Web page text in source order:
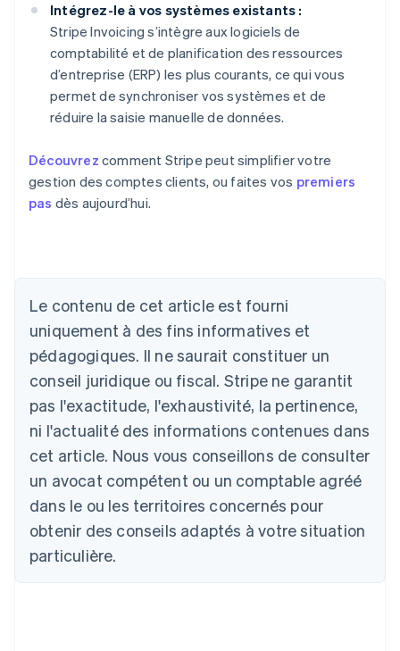
Intégrez-le à vos systèmes existants :
Stripe Invoicing s’intègre aux logiciels de
comptabilité et de planification des ressources
d’entreprise (ERP) les plus courants, ce qui vous
permet de synchroniser vos systèmes et de
réduire la saisie manuelle de données.
Découvrez comment Stripe peut simplifier votre
gestion des comptes clients, ou faites vos premiers
pas dès aujourd’hui.
Le contenu de cet article est fourni
uniquement à des fins informatives et
pédagogiques. Il ne saurait constituer un
conseil juridique ou fiscal. Stripe ne garantit
pas l'exactitude, l'exhaustivité, la pertinence,
ni l'actualité des informations contenues dans
cet article. Nous vous conseillons de consulter
un avocat compétent ou un comptable agréé
dans le ou les territoires concernés pour
obtenir des conseils adaptés à votre situation
particulière.
DeutschEnglish
Australie
English
Autriche
DeutschEnglish
Belgique
Nederlands Français DeutschEnglish
Brésil
Português English
Bulgarie
English
Canada
Chine continentale
简体中文English